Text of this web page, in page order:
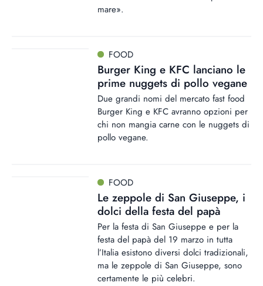
mare».
FOOD
Burger King e KFC lanciano le
prime nuggets di pollo vegane
Due grandi nomi del mercato fast food
Burger King e KFC avranno opzioni per
chi non mangia carne con le nuggets di
pollo vegane.
FOOD
Le zeppole di San Giuseppe, i
dolci della festa del papà
Per la festa di San Giuseppe e per la
festa del papà del 19 marzo in tutta
l’Italia esistono diversi dolci tradizionali,
ma le zeppole di San Giuseppe, sono
certamente le più celebri.